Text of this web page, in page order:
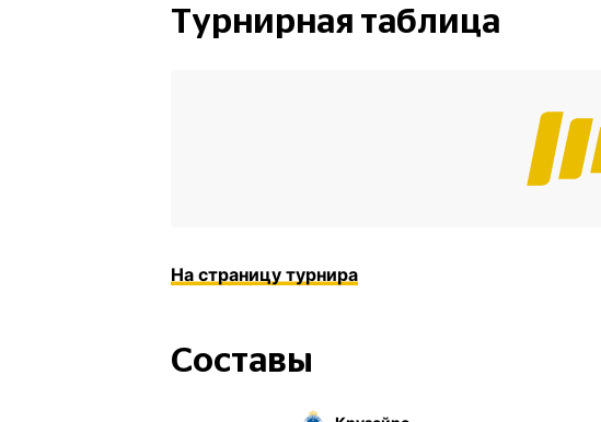
Турнирная таблица
На страницу турнира
Составы